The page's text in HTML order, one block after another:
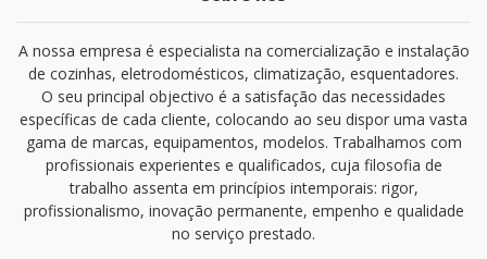
A nossa empresa é especialista na comercialização e instalação
de cozinhas, eletrodomésticos, climatização, esquentadores.
O seu principal objectivo é a satisfação das necessidades
específicas de cada cliente, colocando ao seu dispor uma vasta
gama de marcas, equipamentos, modelos. Trabalhamos com
profissionais experientes e qualificados, cuja filosofia de
trabalho assenta em princípios intemporais: rigor,
profissionalismo, inovação permanente, empenho e qualidade
no serviço prestado.